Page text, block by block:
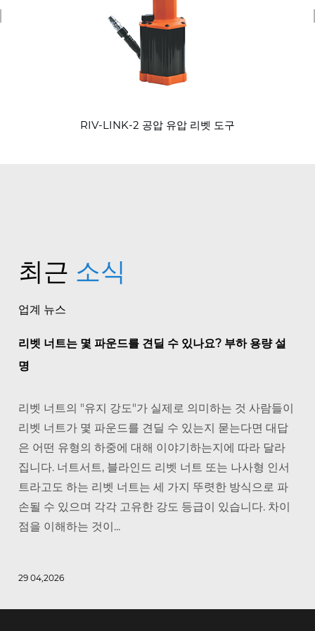
RIV-LINK-2 공압 유압 리벳 도구
최근 소식
업계 뉴스
리벳 너트는 몇 파운드를 견딜 수 있나요? 부하 용량 설
명
리벳 너트의 "유지 강도"가 실제로 의미하는 것 사람들이
리벳 너트가 몇 파운드를 견딜 수 있는지 묻는다면 대답
은 어떤 유형의 하중에 대해 이야기하는지에 따라 달라
집니다. 너트서트, 블라인드 리벳 너트 또는 나사형 인서
트라고도 하는 리벳 너트는 세 가지 뚜렷한 방식으로 파
손될 수 있으며 각각 고유한 강도 등급이 있습니다. 차이
점을 이해하는 것이...
29 04,2026